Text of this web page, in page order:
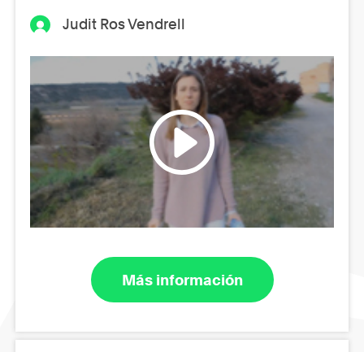
Judit Ros Vendrell
Más información